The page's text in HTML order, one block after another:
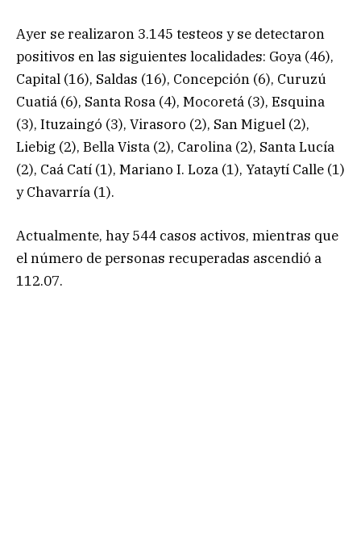
Ayer se realizaron 3.145 testeos y se detectaron
positivos en las siguientes localidades: Goya (46),
Capital (16), Saldas (16), Concepción (6), Curuzú
Cuatiá (6), Santa Rosa (4), Mocoretá (3), Esquina
(3), Ituzaingó (3), Virasoro (2), San Miguel (2),
Liebig (2), Bella Vista (2), Carolina (2), Santa Lucía
(2), Caá Catí (1), Mariano I. Loza (1), Yataytí Calle (1)
y Chavarría (1).
Actualmente, hay 544 casos activos, mientras que
el número de personas recuperadas ascendió a
112.07.